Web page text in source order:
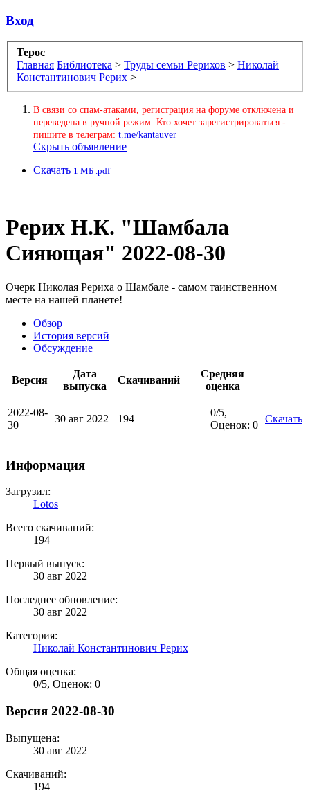
Вход
Терос
Главная Библиотека > Труды семьи Рерихов > Николай
Константинович Рерих >
В связи со спам-атаками, регистрация на форуме отключена и
переведена в ручной режим. Кто хочет зарегистрироваться -
пишите в телеграм: t.me/kantauver
Скрыть объявление
Скачать 1 МБ .pdf
Рерих Н.К. "Шамбала
Сияющая" 2022-08-30
Очерк Николая Рериха о Шамбале - самом таинственном
месте на нашей планете!
Обзoр
История версий
Обсуждение
Версия
Дата
выпуска
Скачиваний
Средняя
оценка
2022-08-
30
30 авг 2022 194
0/5,
Оценок: 0
Скачать
Информация
Загрузил:
Lotos
Всего скачиваний:
194
Первый выпуск:
30 авг 2022
Последнее обновление:
30 авг 2022
Категория:
Николай Константинович Рерих
Общая оценка:
0/5, Оценок: 0
Версия 2022-08-30
Выпущена:
30 авг 2022
Скачиваний:
194